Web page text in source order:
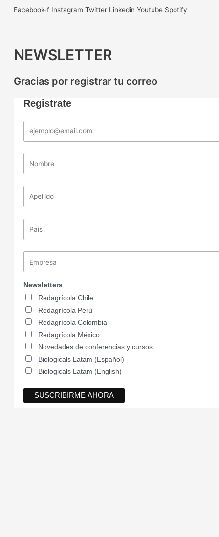
Facebook-f Instagram Twitter Linkedin Youtube Spotify
NEWSLETTER
Gracias por registrar tu correo
Registrate
Newsletters
Redagrícola Chile
Redagrícola Perú
Redagrícola Colombia
Redagrícola México
Novedades de conferencias y cursos
Biologicals Latam (Español)
Biologicals Latam (English)